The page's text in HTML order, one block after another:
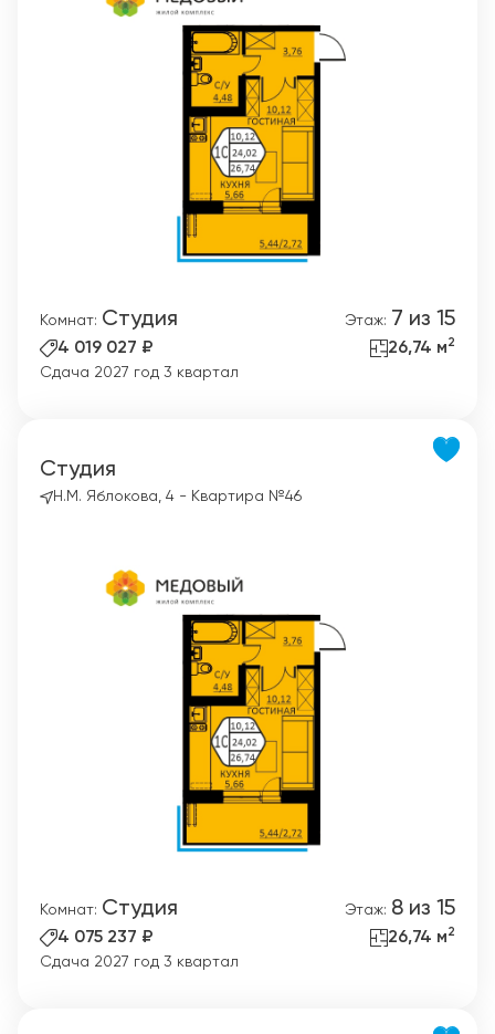
Комнат: Студия Этаж: 7 из 15
4 019 027 ₽ 26,74 м2
Сдача 2027 год 3 квартал
Студия
Н.М. Яблокова, 4 - Квартира №46
Комнат: Студия Этаж: 8 из 15
4 075 237 ₽ 26,74 м2
Сдача 2027 год 3 квартал